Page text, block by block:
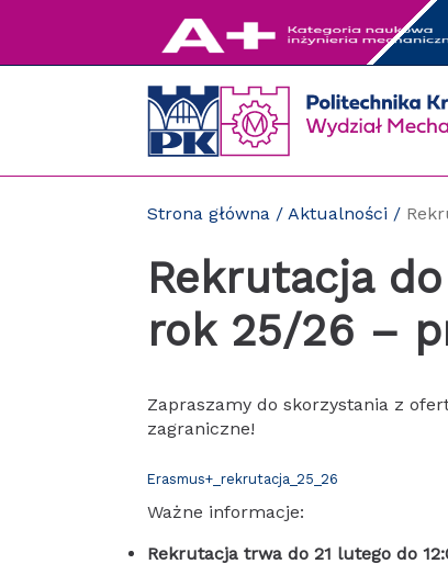
Strona główna /Aktualności /
Rekrutacja
rok 25/26 –
Zapraszamy do skorzystania z
zagraniczne!
Erasmus+_rekrutacja_25_26
Ważne informacje:
Rekrutacja trwa do 21 lutego do